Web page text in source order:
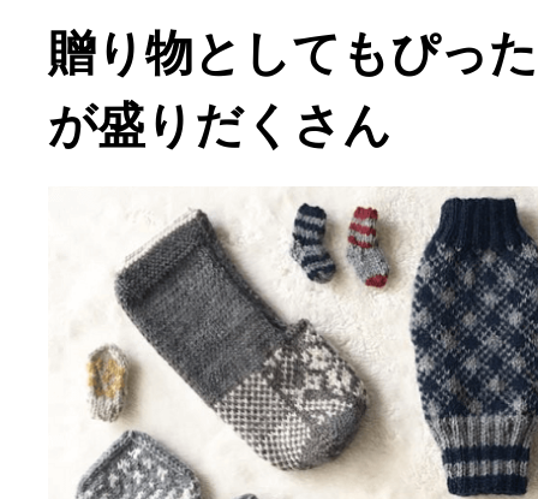
贈り物としてもぴっ
が盛りだくさん